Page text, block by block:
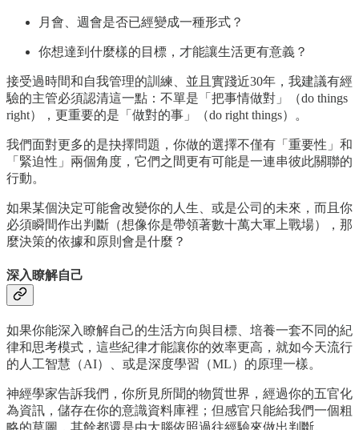
月會、週會是否已經變成一種形式？
你想達到什麼樣的目標，才能讓生活更有意義？
接受過時間和自我管理的訓練、並且實踐近30年，我建議有經
驗的主管必須認清這一點：不單是「把事情做對」（do things
right），更重要的是「做對的事」（do right things）。
我們面對更多的是抉擇問題，你做的選擇不僅有「重要性」和
「緊迫性」兩個角度，它們之間更有可能是一連串彼此關聯的
行動。
如果某個決定可能會改變你的人生、或是公司的未來，而且你
必須瞬間作出判斷（想像你是帶領著數十萬大軍上戰場），那
麼決策的依據和原則會是什麼？
深入瞭解自己
如果你能深入瞭解自己的生活方向與目標、培養一套不同的紀
律和思考模式，這些紀律才能讓你的效率更高，就如今天流行
的人工智慧（AI）、或是深度學習（ML）的原理一樣。
神經學家告訴我們，你所見所聞的物質世界，經過你的五官化
為資訊，儲存在你的意識資料庫裡；但感官只能給我們一個粗